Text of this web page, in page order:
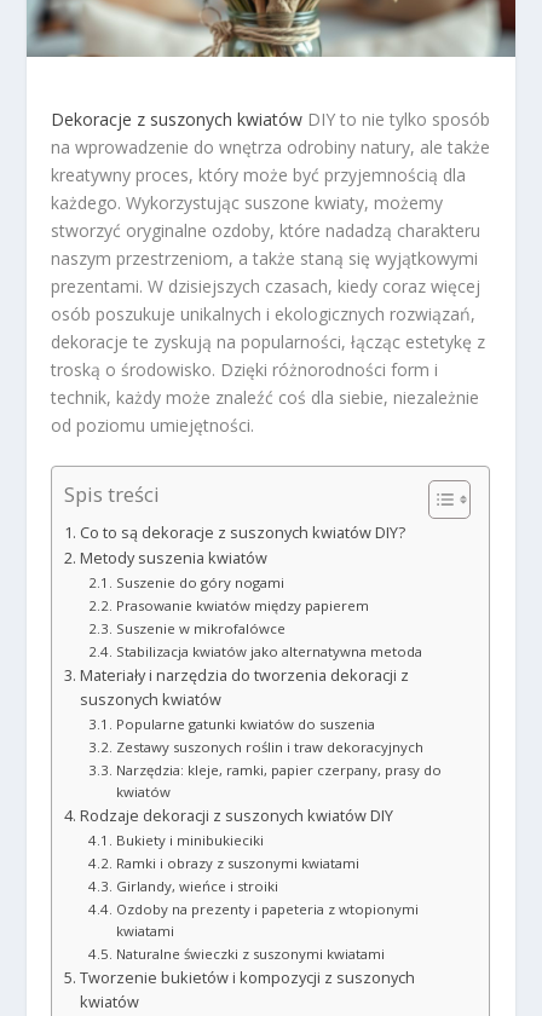
Dekoracje z suszonych kwiatów DIY to nie tylko sposób
na wprowadzenie do wnętrza odrobiny natury, ale także
kreatywny proces, który może być przyjemnością dla
każdego. Wykorzystując suszone kwiaty, możemy
stworzyć oryginalne ozdoby, które nadadzą charakteru
naszym przestrzeniom, a także staną się wyjątkowymi
prezentami. W dzisiejszych czasach, kiedy coraz więcej
osób poszukuje unikalnych i ekologicznych rozwiązań,
dekoracje te zyskują na popularności, łącząc estetykę z
troską o środowisko. Dzięki różnorodności form i
technik, każdy może znaleźć coś dla siebie, niezależnie
od poziomu umiejętności.
Spis treści
Co to są dekoracje z suszonych kwiatów DIY?
Metody suszenia kwiatów
Suszenie do góry nogami
Prasowanie kwiatów między papierem
Suszenie w mikrofalówce
Stabilizacja kwiatów jako alternatywna metoda
Materiały i narzędzia do tworzenia dekoracji z
suszonych kwiatów
Popularne gatunki kwiatów do suszenia
Zestawy suszonych roślin i traw dekoracyjnych
Narzędzia: kleje, ramki, papier czerpany, prasy do
kwiatów
Rodzaje dekoracji z suszonych kwiatów DIY
Bukiety i minibukieciki
Ramki i obrazy z suszonymi kwiatami
Girlandy, wieńce i stroiki
Ozdoby na prezenty i papeteria z wtopionymi
kwiatami
Naturalne świeczki z suszonymi kwiatami
Tworzenie bukietów i kompozycji z suszonych
kwiatów